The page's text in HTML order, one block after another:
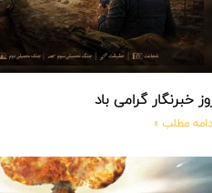
خبرنگار گرامی باد
مطلب »